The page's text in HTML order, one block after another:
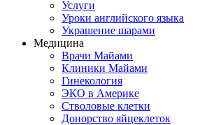
Услуги
Уроки английского языка
Украшение шарами
Медицина
Врачи Майами
Клиники Майами
Гинекология
ЭКО в Америке
Стволовые клетки
Донорство яйцеклеток